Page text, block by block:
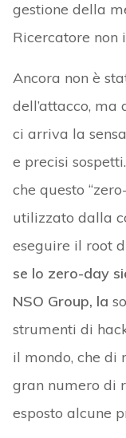
gestione della
Ricercatore non
Ancora non è
dell’attacco,
ci arriva la
e precisi
che questo
utilizzato dalla
eseguire il root
se lo zero-day
NSO Group, la
strumenti di
il mondo, che di
gran numero di
esposto alcune